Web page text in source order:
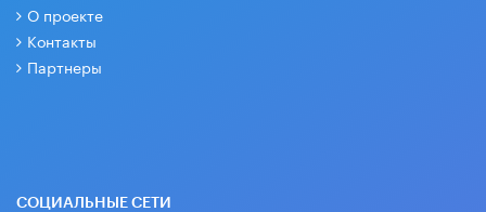
О проекте
Контакты
Партнеры
СОЦИАЛЬНЫЕ СЕТИ